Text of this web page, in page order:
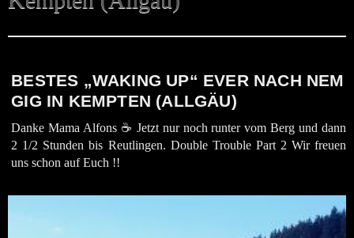
BESTES „WAKING UP“ EVER NACH NEM
GIG IN KEMPTEN (ALLGÄU)
Danke Mama Alfons ☕️ Jetzt nur noch runter vom Berg und dann
2 1/2 Stunden bis Reutlingen. Double Trouble Part 2 Wir freuen
uns schon auf Euch !!